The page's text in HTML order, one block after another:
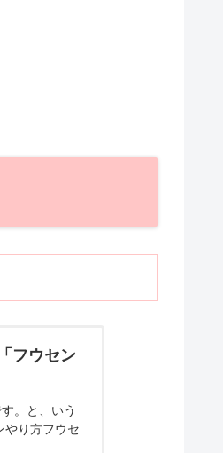
フウセン
。と、いう
り方フウセ